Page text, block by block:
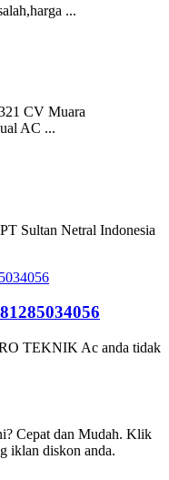
...
CV Muara
AC ...
Sultan Netral Indonesia
TEKNIK Ac anda tidak
Cepat dan Mudah. Klik
iklan diskon anda.